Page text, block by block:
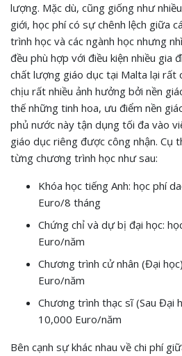
lượng. Mặc dù, cũng giống như
giới, học phí có sự chênh lệch giữa
trình học và các ngành học nhưng
đều phù hợp với điều kiện nhiều gia
chất lượng giáo dục tại Malta lại rất
chịu rất nhiều ảnh hưởng bởi nền
thế những tinh hoa, ưu điểm nền
phủ nước này tận dụng tối đa vào
giáo dục riêng được công nhận. Cụ
từng chương trình học như sau:
Khóa học tiếng Anh: học phí
Euro/8 tháng
Chứng chỉ và dự bị đại học:
Euro/năm
Chương trình cử nhân (Đại
Euro/năm
Chương trình thạc sĩ (Sau Đại
10,000 Euro/năm
Bên cạnh sự khác nhau về chi phí